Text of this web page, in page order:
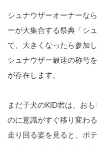
シュナウザーオーナーな
ーが大集合する祭典「シ
て、大きくなったら参加
シュナウザー最速の称号
が存在します。
まだ子犬のKID君は、お
のに意識がすぐ移り変わ
走り回る姿を見ると、ポ